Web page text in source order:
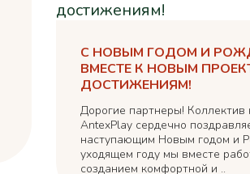
С НОВЫМ ГОДОМ И
ВМЕСТЕ К НОВЫМ
ДОСТИЖЕНИЯМ!
Дорогие партнеры! Коллектив
AntexPlay сердечно
наступающим Новым годом и
уходящем году мы вместе
созданием комфортной и ..